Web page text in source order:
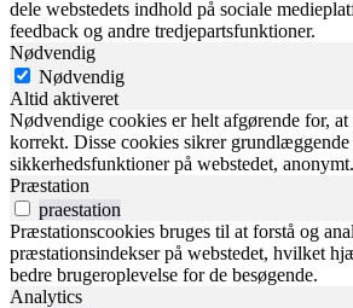
dele webstedets indhold på sociale
feedback og andre tredjepartsfunktioner.
Nødvendig
Nødvendig
Altid aktiveret
Nødvendige cookies er helt afgørende for,
korrekt. Disse cookies sikrer
sikkerhedsfunktioner på webstedet, anonymt.
Præstation
praestation
Præstationscookies bruges til at forstå og
præstationsindekser på webstedet, hvilket
bedre brugeroplevelse for de besøgende.
Analytics